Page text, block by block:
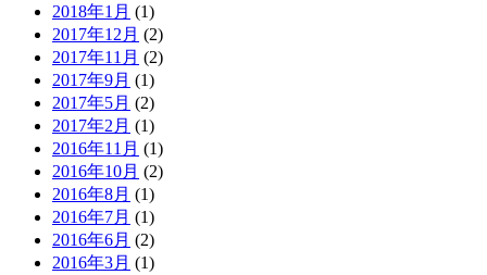
2018年1月 (1)
2017年12月 (2)
2017年11月 (2)
2017年9月 (1)
2017年5月 (2)
2017年2月 (1)
2016年11月 (1)
2016年10月 (2)
2016年8月 (1)
2016年7月 (1)
2016年6月 (2)
2016年3月 (1)